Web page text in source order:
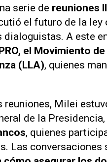
serie de reuniones
el futuro de la
dialoguistas. A este
el Movimiento
(LLA), quienes
reuniones, Milei
de la Presidencia,
, quienes
Las conversaciones